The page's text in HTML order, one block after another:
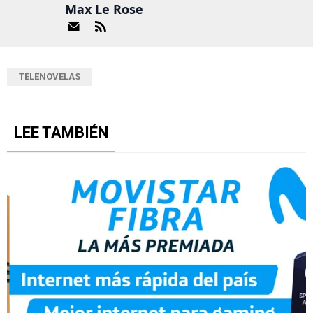
Max Le Rose
TELENOVELAS
LEE TAMBIÉN